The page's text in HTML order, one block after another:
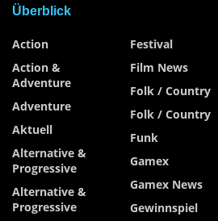
Überblick
Action
Action &
Adventure
Adventure
Aktuell
Alternative &
Progressive
Alternative &
Progressive
Festival
Film News
Folk / Country
Folk / Country
Funk
Gamex
Gamex News
Gewinnspiel